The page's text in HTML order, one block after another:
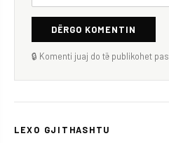
DËRGO KOMENTIN
🔒 Komenti juaj do të publikohet
LEXO GJITHASHTU